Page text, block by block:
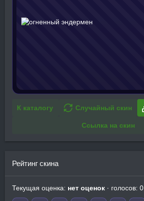
К каталогу Случайный скин
Ссылка на скин
Рейтинг скина
Текущая оценка: нет оценок · голосов: 0